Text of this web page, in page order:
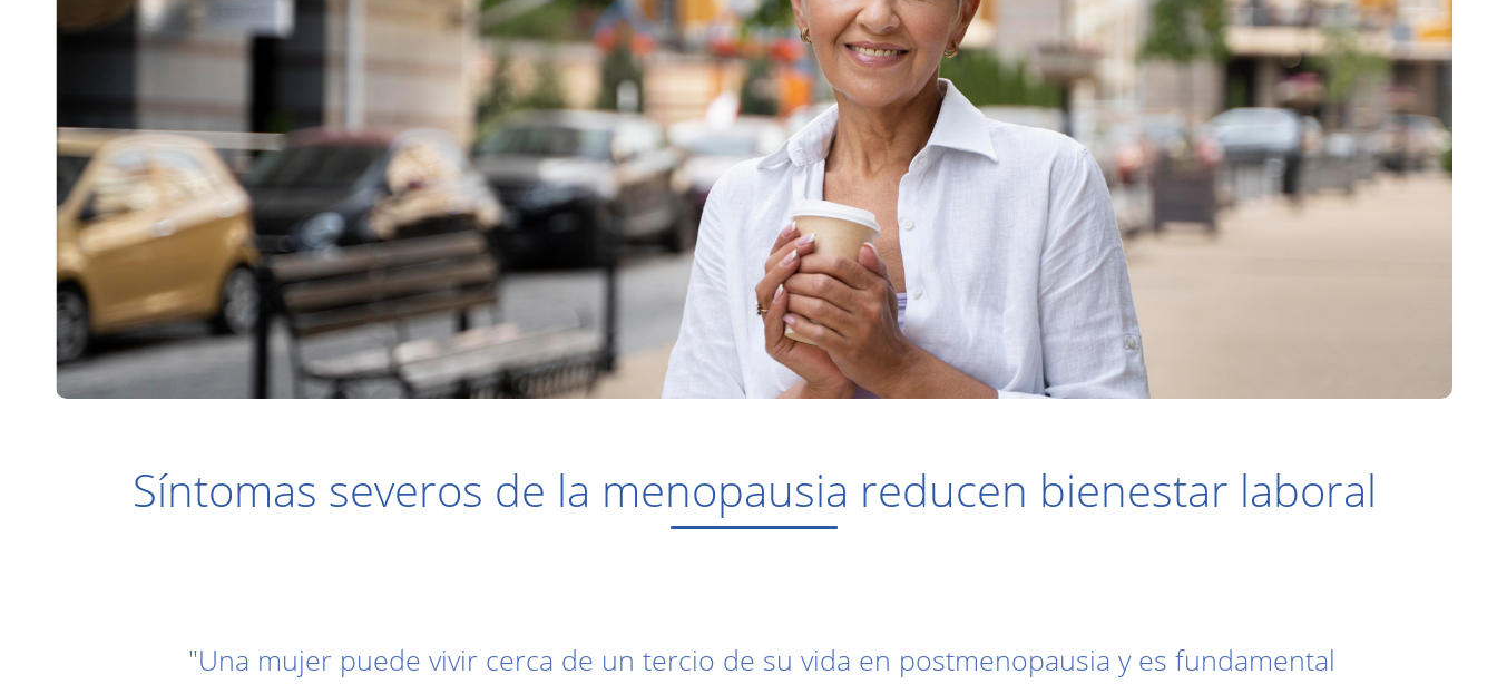
Síntomas severos de la menopausia reducen bienestar laboral
"Una mujer puede vivir cerca de un tercio de su vida en postmenopausia y es fundamental